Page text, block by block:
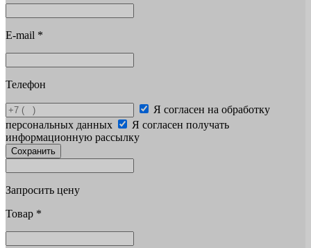
E-mail *
Телефон
Я согласен на обработку
персональных данных
Я согласен получать
информационную рассылку
Сохранить
Запросить цену
Товар *